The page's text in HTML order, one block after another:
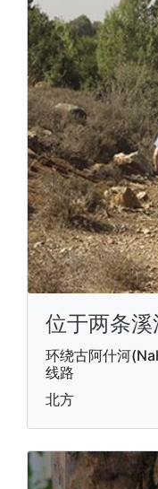
位于两条
环绕古阿什河
线路
北方